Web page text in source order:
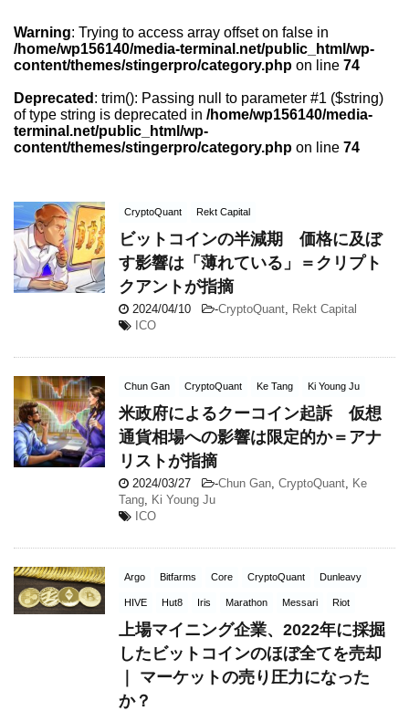
Warning: Trying to access array offset on false in
/home/wp156140/media-terminal.net/public_html/wp-
content/themes/stingerpro/category.php on line 74
Deprecated : trim(): Passing null to parameter #1 ($string)
of type string is deprecated in /home/wp156140/media-
terminal.net/public_html/wp-
content/themes/stingerpro/category.php on line 74
CryptoQuant Rekt Capital
ビットコインの半減期 価格に及ぼ
す影響は「薄れている」＝クリプト
クアントが指摘
2024/04/10 -CryptoQuant Rekt Capital
ICO
Chun Gan CryptoQuant Ke Tang Ki Young Ju
米政府によるクーコイン起訴 仮想
通貨相場への影響は限定的か＝アナ
リストが指摘
2024/03/27 -Chun Gan CryptoQuant Ke
Tang Ki Young Ju
ICO
Argo Bitfarms Core CryptoQuant Dunleavy
HIVE Hut8 Iris Marathon Messari Riot
上場マイニング企業、2022年に採掘
したビットコインのほぼ全てを売却
｜ マーケットの売り圧力になった
か？